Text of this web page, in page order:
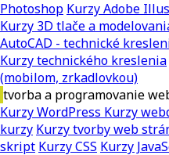
Photoshop Kurzy Adobe
Kurzy 3D tlače a
AutoCAD - technické
Kurzy technického kreslenia
(mobilom, zrkadlovkou)
tvorba a programovanie
Kurzy WordPress Kurzy
kurzy Kurzy tvorby web
skript Kurzy CSS Kurzy